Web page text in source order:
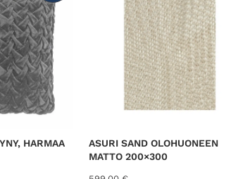
O
T
E
A
L
E
N
N
U
K
S
E
S
S
HARMAA
ASURI SAND OLOHUONEEN
MATTO 200×300